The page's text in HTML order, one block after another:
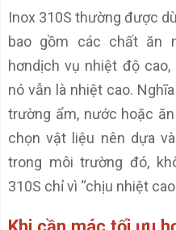
Inox 310S thường được
bao gồm các chất ăn
hơndịch vụ nhiệt độ
nó vẫn là nhiệt cao.
trường ẩm, nước hoặc
chọn vật liệu nên dựa
trong môi trường đó,
310S chỉ vì “chịu nhiệt cao